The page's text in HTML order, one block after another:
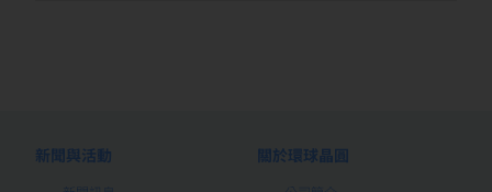
新聞與活動 關於環球晶圓